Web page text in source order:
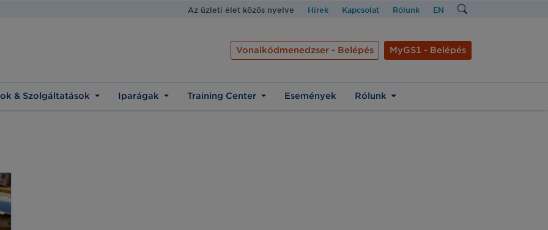
Az üzleti élet közös nyelve Hírek Kapcsolat Rólunk EN
Vonalkódmenedzser - Belépés MyGS1 - Belépés
& Szolgáltatások Iparágak Training Center Események Rólunk